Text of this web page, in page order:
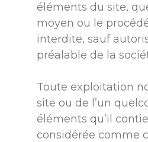
éléments du site,
moyen ou le
interdite, sauf
préalable de la
Toute exploitation
site ou de l’un
éléments qu’il
considérée comme